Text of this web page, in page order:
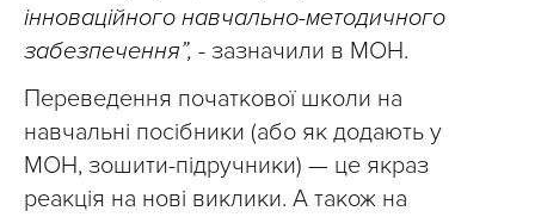
інноваційного навчально-методичного
забезпечення”, - зазначили в МОН.
Переведення початкової школи на
навчальні посібники (або як додають у
МОН, зошити-підручники) — це якраз
реакція на нові виклики. А також на